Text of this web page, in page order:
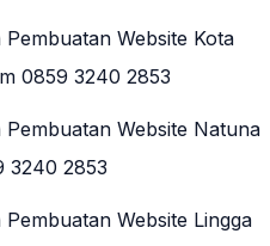
Pembuatan Website Kota
0859 3240 2853
Pembuatan Website Natuna
3240 2853
Pembuatan Website Lingga